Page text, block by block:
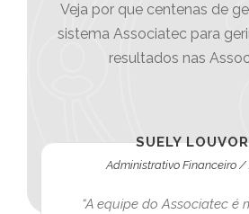
Veja por que centenas de
sistema Associatec para
resultados nas
SUELY
Administrativo Financeiro /
“A equipe do Associatec é